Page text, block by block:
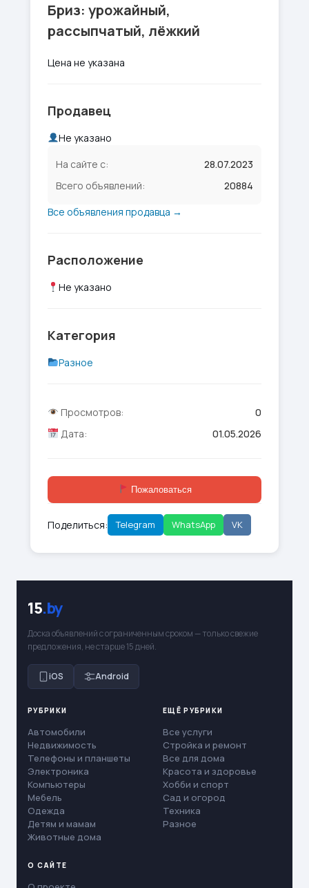
Бриз: урожайный,
рассыпчатый, лёжкий
Цена не указана
Продавец
Не указано
На сайте с:
28.07.2023
Всего объявлений:
20884
Все объявления продавца →
Расположение
Не указано
Категория
Разное
Просмотров:
0
Дата:
01.05.2026
Пожаловаться
Поделиться: Telegram WhatsApp VK
15.by
Доска объявлений с ограниченным сроком — только свежие
предложения, не старше 15 дней.
iOS Android
РУБРИКИ
Автомобили
Недвижимость
Телефоны и планшеты
Электроника
Компьютеры
Мебель
Одежда
Детям и мамам
Животные дома
ЕЩЁ РУБРИКИ
Все услуги
Стройка и ремонт
Все для дома
Красота и здоровье
Хобби и спорт
Сад и огород
Техника
Разное
О САЙТЕ